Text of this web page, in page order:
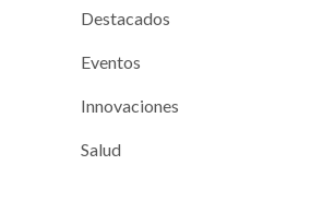
Destacados
Eventos
Innovaciones
Salud